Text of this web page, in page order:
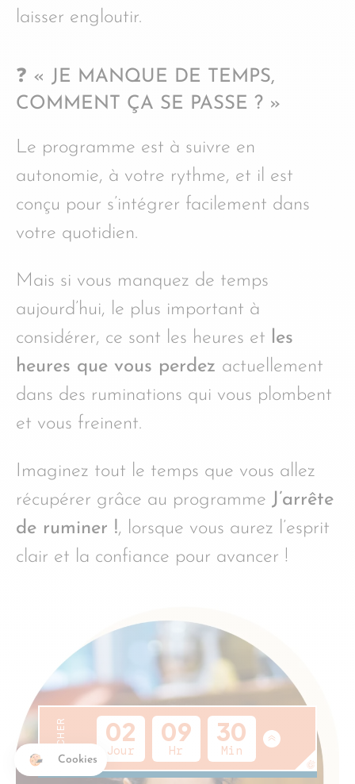
laisser engloutir.
❓ « JE MANQUE DE TEMPS,
COMMENT ÇA SE PASSE ? »
Le programme est à suivre en
autonomie, à votre rythme, et il est
conçu pour s’intégrer facilement dans
votre quotidien.
Mais si vous manquez de temps
aujourd’hui, le plus important à
considérer, ce sont les heures et les
heures que vous perdez actuellement
dans des ruminations qui vous plombent
et vous freinent.
Imaginez tout le temps que vous allez
récupérer grâce au programme J’arrête
de ruminer !, lorsque vous aurez l’esprit
clair et la confiance pour avancer !